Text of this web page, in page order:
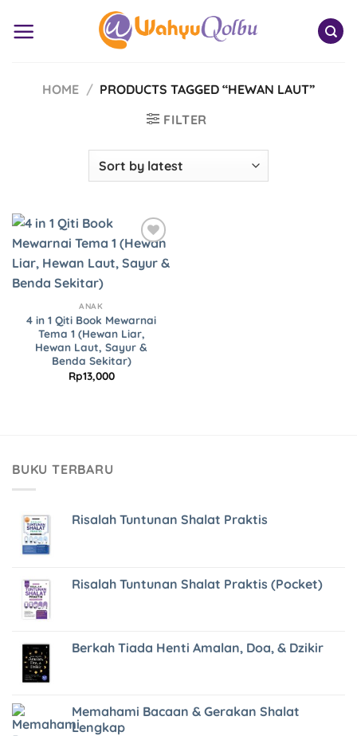
HOME / PRODUCTS TAGGED “HEWAN LAUT”
FILTER
Wishlist
ANAK
4 in 1 Qiti Book Mewarnai
Tema 1 (Hewan Liar,
Hewan Laut, Sayur &
Benda Sekitar)
Rp13,000
BUKU TERBARU
Risalah Tuntunan Shalat Praktis
Risalah Tuntunan Shalat Praktis (Pocket)
Berkah Tiada Henti Amalan, Doa, & Dzikir
Memahami Bacaan & Gerakan Shalat
Lengkap